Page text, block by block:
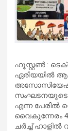
ഹൂസ്റ്റൺ :
ഏരിയയിൽ
സംഘടനയുടെ
എന്ന പേരിൽ
വൈകുന്നേരം
ചർച്ച് ഹാളിൽ